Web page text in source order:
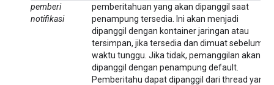
pemberi
notifikasi
pemberitahuan yang akan dipanggil saat
penampung tersedia. Ini akan menjadi
dipanggil dengan kontainer jaringan atau
tersimpan, jika tersedia dan dimuat sebelum
waktu tunggu. Jika tidak, pemanggilan akan
dipanggil dengan penampung default.
Pemberitahu dapat dipanggil dari thread yang